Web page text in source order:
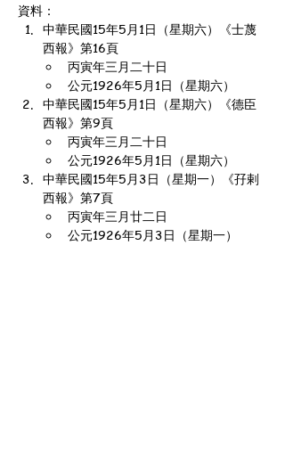
資料：
中華民國15年5月1日（星期六）《士蔑
西報》第16頁
丙寅年三月二十日
公元1926年5月1日（星期六）
中華民國15年5月1日（星期六）《德臣
西報》第9頁
丙寅年三月二十日
公元1926年5月1日（星期六）
中華民國15年5月3日（星期一）《孖剌
西報》第7頁
丙寅年三月廿二日
公元1926年5月3日（星期一）